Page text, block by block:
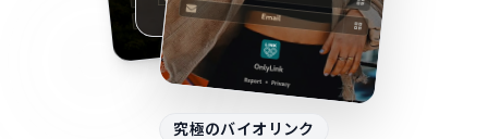
究極のバイオリンク